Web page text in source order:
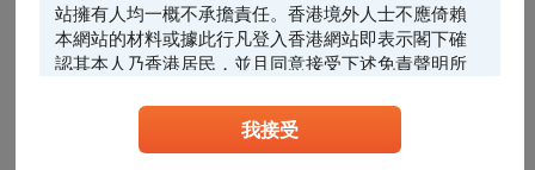
站擁有人均一概不承擔責任。香港境外人士不應倚賴
本網站的材料或據此行凡登入香港網站即表示閣下確
認其本人乃香港居民，並且同意接受下述免責聲明所
任何人士登入本香港網站或可能管有其中所載材料，
應當查明及遵照任何適用的限制（包括本文所載
我接受
28/0729/0730/07 31/0703/0804/0805/08